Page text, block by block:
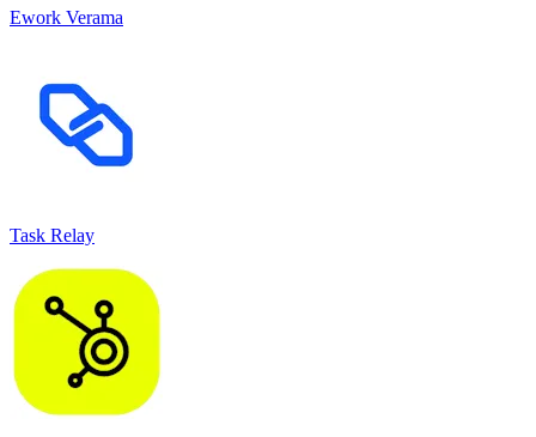
Ework Verama
Task Relay